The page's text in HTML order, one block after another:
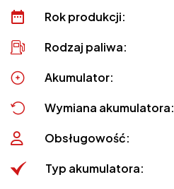
Rok produkcji:
Rodzaj paliwa:
Akumulator:
Wymiana akumulatora:
Obsługowość:
Typ akumulatora: